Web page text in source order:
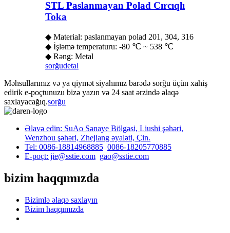
STL Paslanmayan Polad Cırcıqlı
Toka
◆ Material: paslanmayan polad 201, 304, 316
◆ İşləmə temperaturu: -80 ℃ ~ 538 ℃
◆ Rəng: Metal
sorğudetal
Məhsullarımız və ya qiymət siyahımız barədə sorğu üçün xahiş
edirik e-poçtunuzu bizə yazın və 24 saat ərzində əlaqə
saxlayacağıq.sorğu
Əlavə edin: SuAo Sənaye Bölgəsi, Liushi şəhəri,
Wenzhou şəhəri, Zhejiang əyaləti, Çin.
Tel: 0086-18814968885 0086-18205770885
E-poçt: jie@sstie.com gao@sstie.com
bizim haqqımızda
Bizimlə əlaqə saxlayın
Bizim haqqımızda